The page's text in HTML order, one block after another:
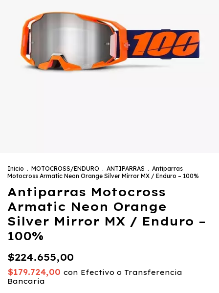
Inicio . MOTOCROSS/ENDURO . ANTIPARRAS . Antiparras
Motocross Armatic Neon Orange Silver Mirror MX / Enduro – 100%
Antiparras Motocross
Armatic Neon Orange
Silver Mirror MX / Enduro –
100%
$224.655,00
$179.724,00 con Efectivo o Transferencia
Bancaria